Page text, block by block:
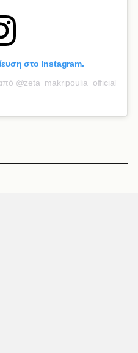
στο Instagram.
@zeta_makripoulia_official